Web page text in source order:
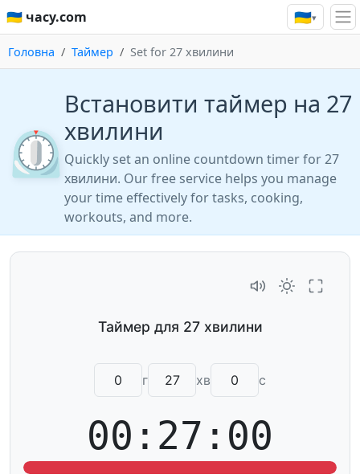
🇺🇦 часу.com 🇺🇦▾
Головна Таймер Set for 27 хвилини
⏲️
Встановити таймер на 27
хвилини
Quickly set an online countdown timer for 27
хвилини. Our free service helps you manage
your time effectively for tasks, cooking,
workouts, and more.
г хв с
00:27:00